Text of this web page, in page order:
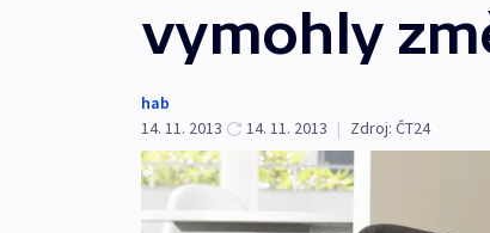
vymohly
hab
14. 11. 2013
14. 11. 2013 | Zdroj: ČT24